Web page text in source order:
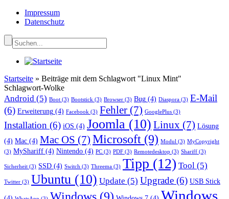
Impressum
Datenschutz
Startseite » Beiträge mit dem Schlagwort "Linux Mint"
Schlagwort-Wolke
Android (5) Boot (3) Bootstick (3) Browser (3) Bug (4) Diaspora (3) E-Mail
(6) Erweiterung (4) Facebook (3) Fehler (7) GooglePlus (3)
Installation (6) iOS (4) Joomla (10) Linux (7) Lösung
(4) Mac (4) Mac OS (7) Microsoft (9) Modul (3) MyCopyright
(3) MyShariff (4) Nintendo (4) PC (3) PDF (3) Remotedesktop (3) Shariff (3)
Sicherheit (3) SSD (4) Switch (3) Threema (3) Tipp (12) Tool (5)
Twitter (3) Ubuntu (10) Update (5) Upgrade (6) USB Stick
Windows (9)
Windows